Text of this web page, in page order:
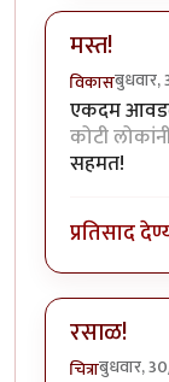
मस्त!
विकास
एकदम
कोटी
सहमत!
प्रतिसाद
रसाळ!
चित्राबुधवार,